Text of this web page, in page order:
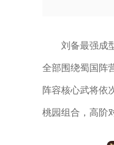
刘备最强成
全部围绕蜀国阵
阵容核心武将依
桃园组合，高阶